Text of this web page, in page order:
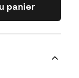
panier